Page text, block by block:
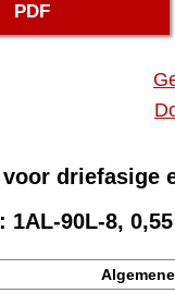
PDF
voor driefasige
1AL-90L-8,